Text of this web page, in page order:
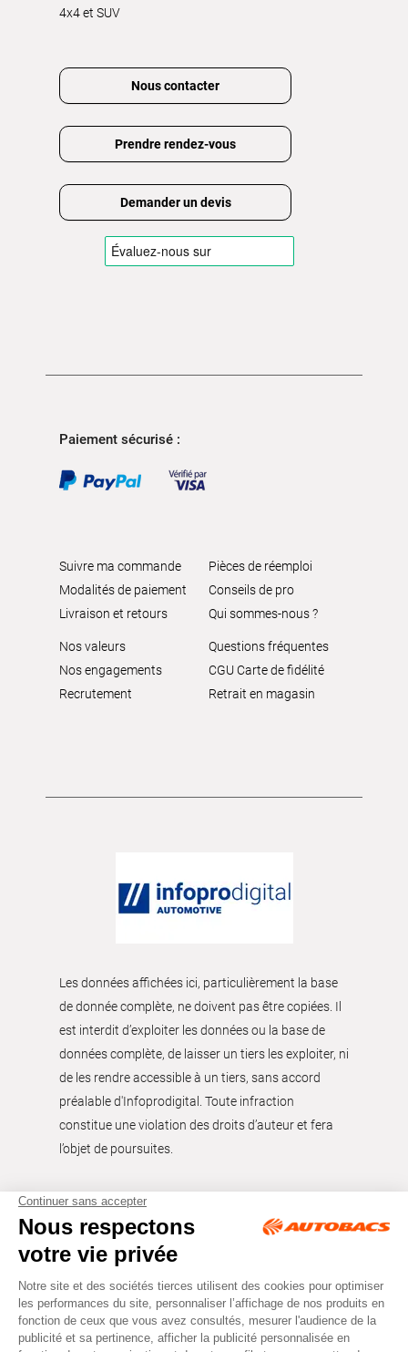
4x4 et SUV
Nous contacter
Prendre rendez-vous
Demander un devis
Paiement sécurisé :
Suivre ma commande
Modalités de paiement
Livraison et retours
Pièces de réemploi
Conseils de pro
Qui sommes-nous ?
Nos valeurs
Nos engagements
Recrutement
Questions fréquentes
CGU Carte de fidélité
Retrait en magasin
Les données affichées ici, particulièrement la base
de donnée complète, ne doivent pas être copiées. Il
est interdit d’exploiter les données ou la base de
données complète, de laisser un tiers les exploiter, ni
de les rendre accessible à un tiers, sans accord
préalable d'Infoprodigital. Toute infraction
constitue une violation des droits d’auteur et fera
l’objet de poursuites.
Tous droits réservés © Autobacs